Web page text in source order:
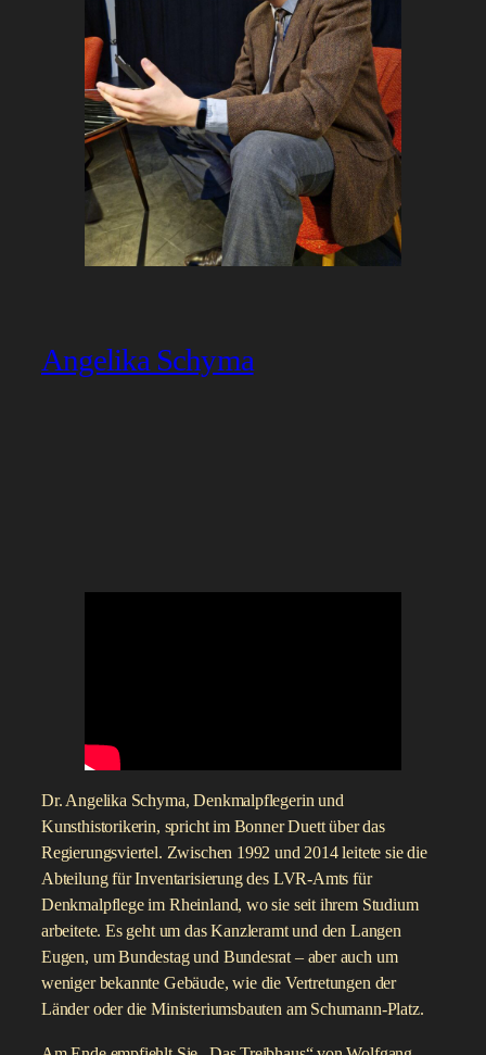
Angelika Schyma
Dr. Angelika Schyma, Denkmalpflegerin und
Kunsthistorikerin, spricht im Bonner Duett über das
Regierungsviertel. Zwischen 1992 und 2014 leitete sie die
Abteilung für Inventarisierung des LVR-Amts für
Denkmalpflege im Rheinland, wo sie seit ihrem Studium
arbeitete. Es geht um das Kanzleramt und den Langen
Eugen, um Bundestag und Bundesrat – aber auch um
weniger bekannte Gebäude, wie die Vertretungen der
Länder oder die Ministeriumsbauten am Schumann-Platz.